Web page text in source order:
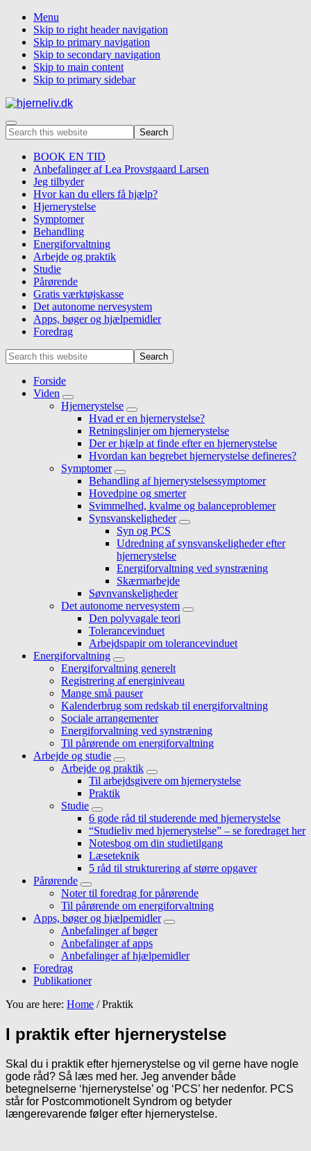
Menu
Skip to right header navigation
Skip to primary navigation
Skip to secondary navigation
Skip to main content
Skip to primary sidebar
Rehabilitering
efter
hjernerystelse,
piskesmæld,
covid-
stress
Menu
Search
this
websiteBOOK EN TID
Anbefalinger af Lea Provstgaard Larsen
Jeg tilbyder
Hvor kan du ellers få hjælp?
Hjernerystelse
Symptomer
Behandling
Energiforvaltning
Arbejde og praktik
Studie
Pårørende
Gratis værktøjskasse
Det autonome nervesystem
Apps, bøger og hjælpemidler
Foredrag
Mobile
Menu
Search
this
websiteForside
Viden
Submenu
Hjernerystelse
Submenu
Hvad er en hjernerystelse?
Retningslinjer om hjernerystelse
Der er hjælp at finde efter en hjernerystelse
Hvordan kan begrebet hjernerystelse defineres?
Symptomer
Submenu
Behandling af hjernerystelsessymptomer
Hovedpine og smerter
Svimmelhed, kvalme og balanceproblemer
Synsvanskeligheder
Submenu
Syn og PCS
Udredning af synsvanskeligheder efter
hjernerystelse
Energiforvaltning ved synstræning
Skærmarbejde
Søvnvanskeligheder
Det autonome nervesystem
Submenu
Den polyvagale teori
Tolerancevinduet
Arbejdspapir om tolerancevinduet
Energiforvaltning
Submenu
Energiforvaltning generelt
Registrering af energiniveau
Mange små pauser
Kalenderbrug som redskab til energiforvaltning
Sociale arrangementer
Energiforvaltning ved synstræning
Til pårørende om energiforvaltning
Arbejde og studie
Submenu
Arbejde og praktik
Submenu
Til arbejdsgivere om hjernerystelse
Praktik
Studie
Submenu
6 gode råd til studerende med hjernerystelse
“Studieliv med hjernerystelse” – se foredraget her
Notesbog om din studietilgang
Læseteknik
5 råd til strukturering af større opgaver
Pårørende
Submenu
Noter til foredrag for pårørende
Til pårørende om energiforvaltning
Apps, bøger og hjælpemidler
Submenu
Anbefalinger af bøger
Anbefalinger af apps
Anbefalinger af hjælpemidler
Foredrag
Publikationer
You are here: Home /Praktik
I praktik efter hjernerystelse
Skal du i praktik efter hjernerystelse og vil gerne have nogle
gode råd? Så læs med her. Jeg anvender både
betegnelserne ‘hjernerystelse’ og ‘PCS’ her nedenfor. PCS
står for Postcommotionelt Syndrom og betyder
længerevarende følger efter hjernerystelse.